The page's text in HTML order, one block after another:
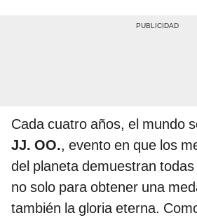
Cada cuatro años, el mundo
JJ. OO., evento en que los
del planeta demuestran
no solo para obtener una
también la gloria eterna.